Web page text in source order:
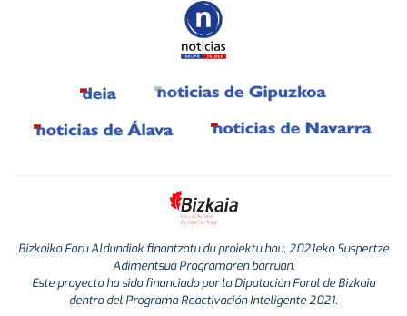
Bizkaiko Foru Aldundiak finantzatu du proiektu hau, 2021eko Suspertze
Adimentsua Programaren barruan.
Este proyecto ha sido financiado por la Diputación Foral de Bizkaia
dentro del Programa Reactivación Inteligente 2021.